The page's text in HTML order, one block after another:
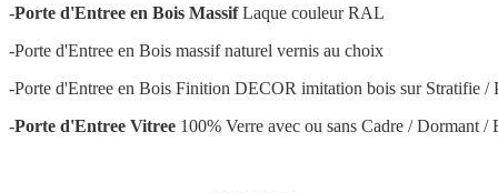
-Porte d'Entree en Bois MassifLaque couleur RAL
-Porte d'Entree en Bois massif naturel vernis au choix
-Porte d'Entree en Bois Finition DECOR imitation bois sur Stratifie /
-Porte d'Entree Vitree 100% Verre avec ou sans Cadre / Dormant